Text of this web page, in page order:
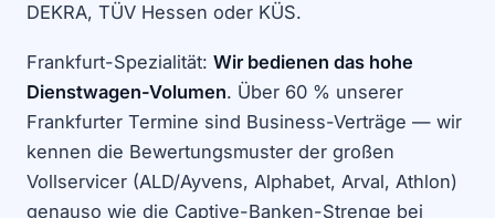
DEKRA, TÜV Hessen oder KÜS.
Frankfurt-Spezialität: Wir bedienen das hohe
Dienstwagen-Volumen. Über 60 % unserer
Frankfurter Termine sind Business-Verträge — wir
kennen die Bewertungsmuster der großen
Vollservicer (ALD/Ayvens, Alphabet, Arval, Athlon)
genauso wie die Captive-Banken-Strenge bei